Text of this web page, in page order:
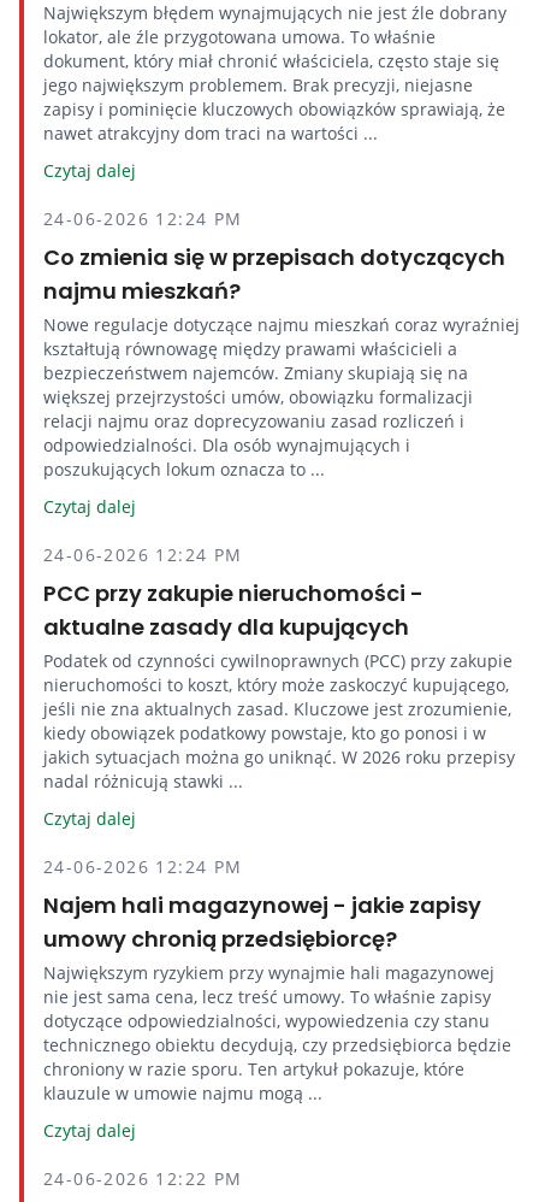
Największym błędem wynajmujących nie jest źle dobrany
lokator, ale źle przygotowana umowa. To właśnie
dokument, który miał chronić właściciela, często staje się
jego największym problemem. Brak precyzji, niejasne
zapisy i pominięcie kluczowych obowiązków sprawiają, że
nawet atrakcyjny dom traci na wartości ...
Czytaj dalej
24-06-2026 12:24 PM
Co zmienia się w przepisach dotyczących
najmu mieszkań?
Nowe regulacje dotyczące najmu mieszkań coraz wyraźniej
kształtują równowagę między prawami właścicieli a
bezpieczeństwem najemców. Zmiany skupiają się na
większej przejrzystości umów, obowiązku formalizacji
relacji najmu oraz doprecyzowaniu zasad rozliczeń i
odpowiedzialności. Dla osób wynajmujących i
poszukujących lokum oznacza to ...
Czytaj dalej
24-06-2026 12:24 PM
PCC przy zakupie nieruchomości -
aktualne zasady dla kupujących
Podatek od czynności cywilnoprawnych (PCC) przy zakupie
nieruchomości to koszt, który może zaskoczyć kupującego,
jeśli nie zna aktualnych zasad. Kluczowe jest zrozumienie,
kiedy obowiązek podatkowy powstaje, kto go ponosi i w
jakich sytuacjach można go uniknąć. W 2026 roku przepisy
nadal różnicują stawki ...
Czytaj dalej
24-06-2026 12:24 PM
Najem hali magazynowej - jakie zapisy
umowy chronią przedsiębiorcę?
Największym ryzykiem przy wynajmie hali magazynowej
nie jest sama cena, lecz treść umowy. To właśnie zapisy
dotyczące odpowiedzialności, wypowiedzenia czy stanu
technicznego obiektu decydują, czy przedsiębiorca będzie
chroniony w razie sporu. Ten artykuł pokazuje, które
klauzule w umowie najmu mogą ...
Czytaj dalej
24-06-2026 12:22 PM